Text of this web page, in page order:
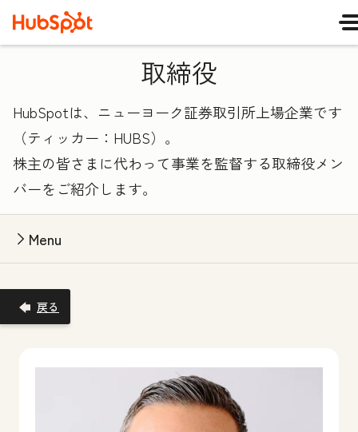
取締役
HubSpotは、ニューヨーク証券取引所上場企業です
（ティッカー：HUBS）。
株主の皆さまに代わって事業を監督する取締役メン
バーをご紹介します。
Menu
戻る